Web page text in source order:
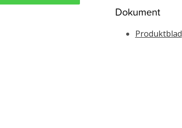
Dokument
Produktblad